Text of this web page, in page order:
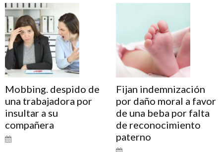
Mobbing. despido de
una trabajadora por
insultar a su
compañera
Fijan indemnización
por daño moral a favor
de una beba por falta
de reconocimiento
paterno